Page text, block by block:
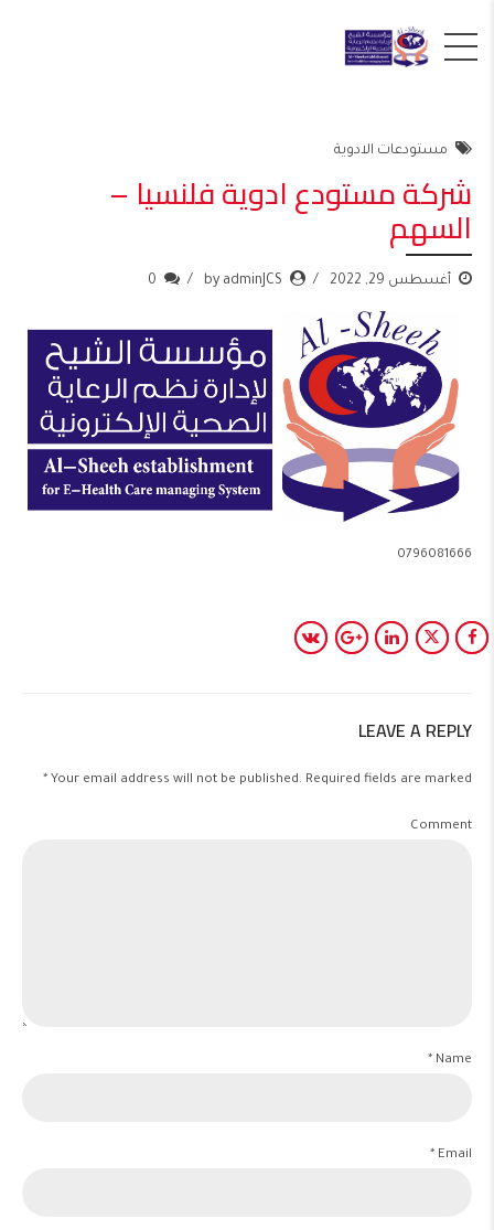
مستودعات الادوية
شركة مستودع ادوية فلنسيا –
السهم
أغسطس 29, 2022 by adminJCS
0
0796081666
LEAVE A REPLY
Your email address will not be published. Required fields are marked *
Comment
Name *
Email *